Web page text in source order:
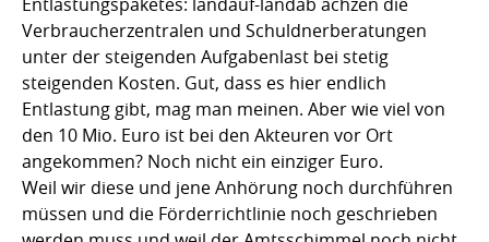
Verbraucherzentralen und Schuldnerberatungen
unter der steigenden Aufgabenlast bei stetig
steigenden Kosten. Gut, dass es hier endlich
Entlastung gibt, mag man meinen. Aber wie viel von
den 10 Mio. Euro ist bei den Akteuren vor Ort
angekommen? Noch nicht ein einziger Euro.
Weil wir diese und jene Anhörung noch durchführen
müssen und die Förderrichtlinie noch geschrieben